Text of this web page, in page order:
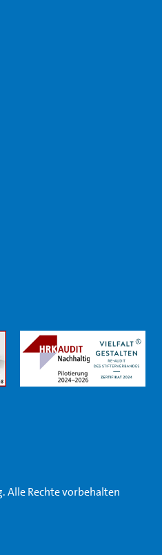
Alle Rechte vorbehalten